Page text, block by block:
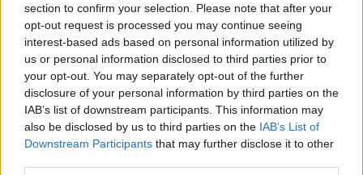
section to confirm your selection. Please note that after your
opt-out request is processed you may continue seeing
interest-based ads based on personal information utilized by
us or personal information disclosed to third parties prior to
your opt-out. You may separately opt-out of the further
disclosure of your personal information by third parties on the
IAB’s list of downstream participants. This information may
also be disclosed by us to third parties on the IAB’s List of
Downstream Participants that may further disclose it to other
Άλλη μια βορειοευρωπαική χώρα στην κορυφαία
δεκάδα που αν και έχει το υψηλότερο ποσοστό
μακροχρόνιας ανεργίας από τις δέκα (2,4%), το 74%,
η ασφάλεια στην εργασία και τα 47.590 δολάρια
ετησίως την ανεβάζουν θέσεις.
6) Λουξεμβούργο (8,2 βαθμοί)